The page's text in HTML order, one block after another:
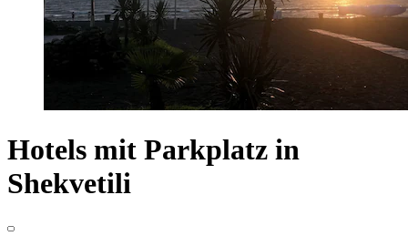
Hotels mit Parkplatz in
Shekvetili